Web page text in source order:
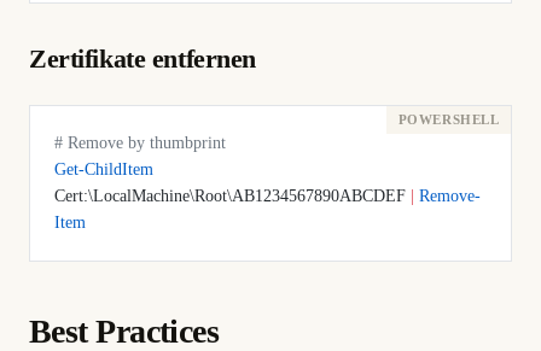
Zertifikate entfernen
# Remove by thumbprint
Get-ChildItem
Cert:\LocalMachine\Root\AB1234567890ABCDEF
Remove-
Item
Best Practices